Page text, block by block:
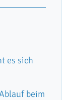
es sich
beim